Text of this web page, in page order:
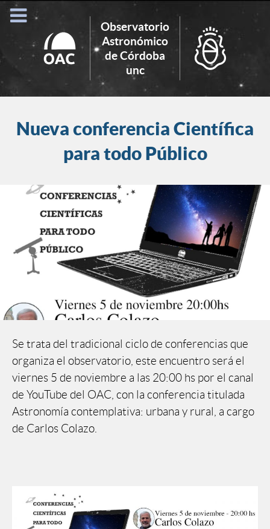
Observatorio
Astronómico
de Córdoba
unc
Search
for:
Nueva conferencia Científica
para todo Público
Se trata del tradicional ciclo de conferencias que
organiza el observatorio, este encuentro será el
viernes 5 de noviembre a las 20:00 hs por el canal
de YouTube del OAC, con la conferencia titulada
Astronomía contemplativa: urbana y rural, a cargo
de Carlos Colazo.